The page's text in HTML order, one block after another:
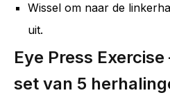
Wissel om naar de
uit.
Eye Press Exercise
set van 5